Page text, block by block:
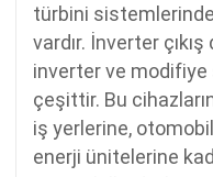
türbini
vardır. İnverter
inverter ve
çeşittir. Bu
iş yerlerine,
enerji ünitelerine